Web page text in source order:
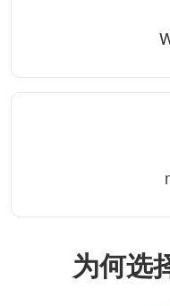
为何选